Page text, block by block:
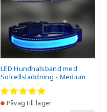
LED Hundhalsband med
Solcellsladdning - Medium
(15-25 kg)
Påväg till lager